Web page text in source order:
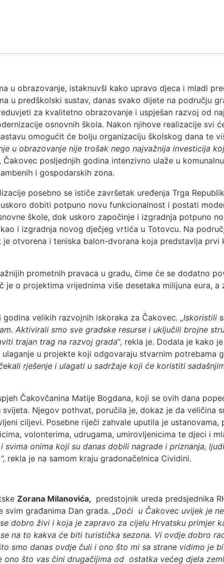
u obrazovanje, istaknuvši kako upravo djeca i mladi
u predškolski sustav, danas svako dijete na području
za kvalitetno obrazovanje i uspješan razvoj od
osnovnih škola. Nakon njihove realizacije svi
omogućit će bolju organizaciju školskog dana te
u obrazovanje nije trošak nego najvažnija investicija
posljednjih godina intenzivno ulaže u
i gospodarskih zona.
posebno se ističe završetak uređenja Trga
dobiti potpuno novu funkcionalnost i postati
škole, dok uskoro započinje i izgradnja potpuno
i izgradnja novog dječjeg vrtića u Totovcu. Na
otvorena i teniska balon-dvorana koja predstavlja prvi
prometnih pravaca u gradu, čime će se dodatno
o projektima vrijednima više desetaka milijuna eura, a
velikih razvojnih iskoraka za Čakovec. „Iskoristili
Aktivirali smo sve gradske resurse i uključili brojne
trajan trag na razvoj grada“, rekla je. Dodala je kako
u projekte koji odgovaraju stvarnim potrebama
rješenje i ulagati u sadržaje koji će koristiti
Čakovčanina Matije Bogdana, koji se ovih dana
Njegov pothvat, poručila je, dokaz je da veličina
ciljevi. Posebne riječi zahvale uputila je ustanovama,
volonterima, udrugama, umirovljenicima te djeci i
i svima onima koji su danas dobili nagrade i priznanja,
rekla je na samom kraju gradonačelnica Cividini.
Zorana Milanovića, predstojnik ureda predsjednika
svim građanima Dan grada. „Doći u Čakovec uvijek je
dobro živi i koja je zapravo za cijelu Hrvatsku primjer
na to kakva će biti turistička sezona. Vi ovdje dobro
smo danas ovdje čuli i ono što mi sa strane vidimo je
što vas čini drugačijima od ostatka većeg djela